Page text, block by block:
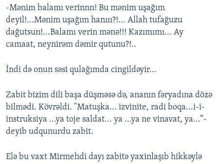
-Mənim balamı verinnn! Bu mənim uşağım
deyil!...Mənim uşağım hanııı?!... Allah tufağuzu
dağutsun!...Balamı verin mənə!!! Kazımımı... Ay
camaat, neynirəm dəmir qutunu?!..
İndi də onun səsi qulağımda cingildəyir...
Zabit bizim dili başa düşməsə də, ananın fəryadına dözə
bilmədi. Kövrəldi. "Matuşka... izvinite, radi boqa...i-i-
instruksiya ...ya toje saldat... ya ...ya ne vinavat, ya...”-
deyib udqunurdu zabit.
Elə bu vaxt Mirmehdi dayı zabitə yaxinlaşıb hikkəylə